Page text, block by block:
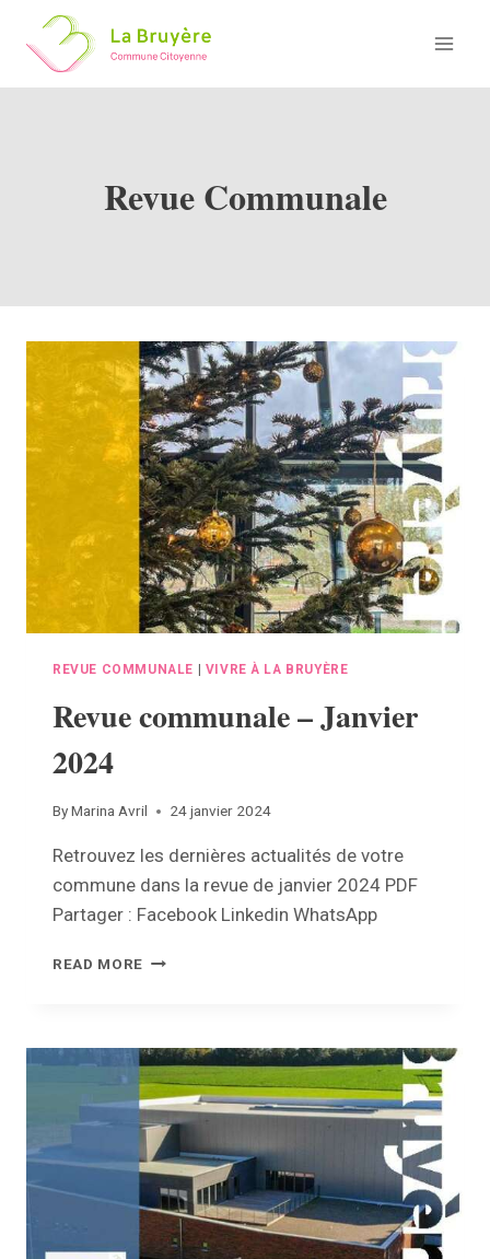
content
Revue Communale
REVUE COMMUNALE | VIVRE À LA BRUYÈRE
Revue communale – Janvier
2024
ByMarina Avril 24 janvier 2024
Retrouvez les dernières actualités de votre
commune dans la revue de janvier 2024 PDF
Partager : Facebook Linkedin WhatsApp
READ MORE REVUE
2024